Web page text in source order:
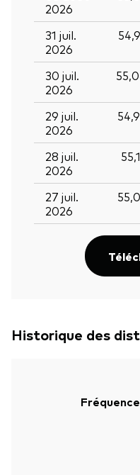
2026
31 juil.
2026
30 juil.
2026
29 juil.
2026
28 juil.
2026
27 juil.
2026
Historique des